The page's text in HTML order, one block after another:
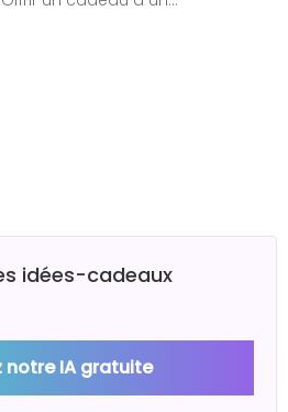
idées-cadeaux
notre IA gratuite